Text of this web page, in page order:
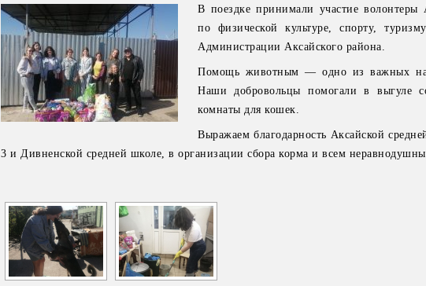
В поездке принимали участие волонтеры
по физической культуре, спорту,
Администрации Аксайского района.
Помощь животным — одно из важных
Наши добровольцы помогали в выгуле
комнаты для кошек.
Выражаем благодарность Аксайской
3 и Дивненской средней школе, в организации сбора корма и всем
[ПОКАЗАТЬ СЛАЙДШОУ]